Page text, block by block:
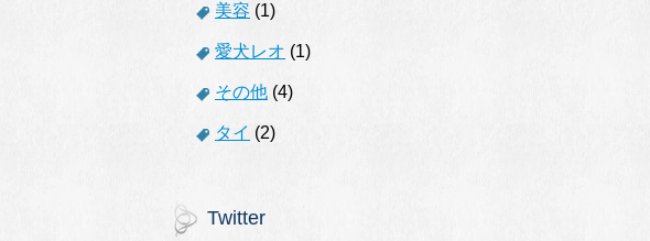
美容 (1)
愛犬レオ (1)
その他 (4)
タイ (2)
Twitter